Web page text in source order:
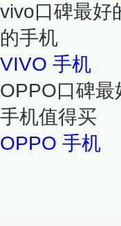
vivo口碑最好
的手机
VIVO 手机
OPPO口碑
手机值得买
OPPO 手机